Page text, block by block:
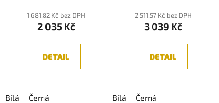
1 681,82 Kč bez DPH
2 035 Kč
DETAIL
Bílá Černá
2 511,57 Kč bez DPH
3 039 Kč
DETAIL
Bílá Černá